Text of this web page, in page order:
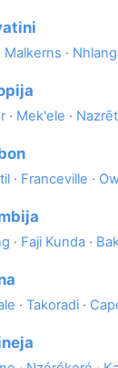
Malkerns ·
· Mek'ele · Nazrēt
· Franceville ·
· Faji Kunda ·
· Takoradi ·